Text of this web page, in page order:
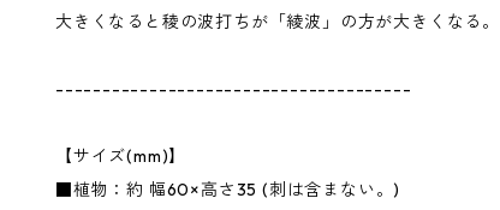
大きくなると稜の波打ちが「綾波」の方が大きくなる。
--------------------------------------
【サイズ(mm)】
■植物：約 幅60×高さ35 (刺は含まない。)